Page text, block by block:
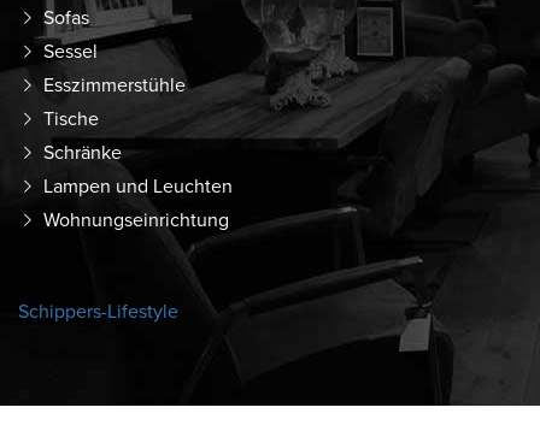
Sofas
Sessel
Esszimmerstühle
Tische
Schränke
Lampen und Leuchten
Wohnungseinrichtung
Schippers-Lifestyle